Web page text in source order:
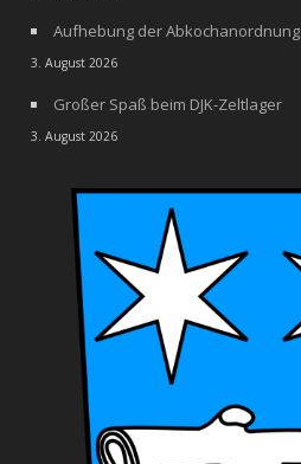
Aufhebung der Abkochanordnung
3. August 2026
Großer Spaß beim DJK-Zeltlager
3. August 2026